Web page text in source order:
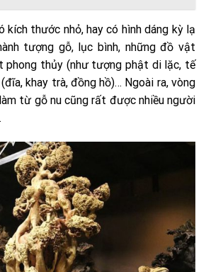
kích thước nhỏ, hay có hình dáng kỳ lạ
tượng gỗ, lục bình, những đồ vật
phong thủy (như tượng phật di lặc, tế
khay trà, đồng hồ)… Ngoài ra, vòng
từ gỗ nu cũng rất được nhiều người